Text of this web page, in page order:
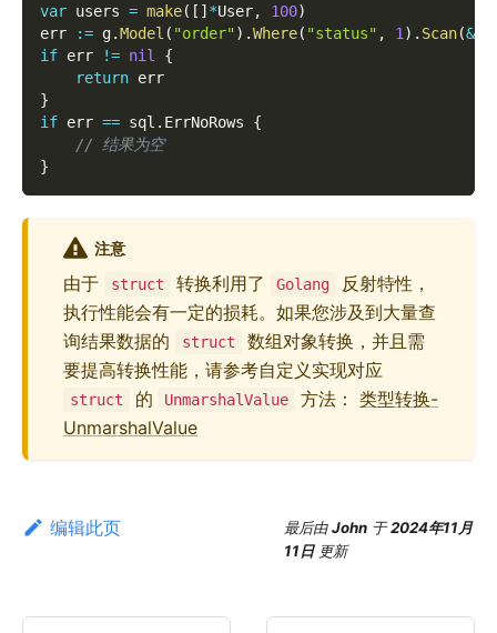
var users = make( [ ]*User, 100)
err
:= g.Model ( "order") .Where( "status" , 1 ) . Scan(&
if err != nil
{
return err
}
if err == sql . ErrNoRows {
// 结果为空
}
注意
由于 struct 转换利用了 Golang
反射特性，
执行性能会有一定的损耗。如果您涉及到大量查
询结果数据的
struct
数组对象转换，并且需
要提高转换性能，请参考自定义实现对应
struct 的 UnmarshalValue 方法： 类型转换-
UnmarshalValue
编辑此页 最后由John 于2024年11月
11日 更新